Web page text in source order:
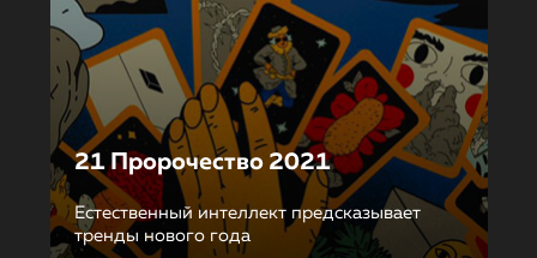
21 Пророчество 2021
Естественный интеллект предсказывает
тренды нового года